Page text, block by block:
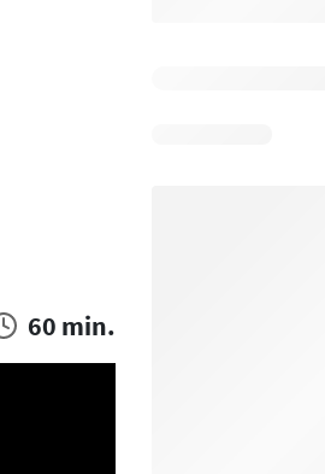
60 min.